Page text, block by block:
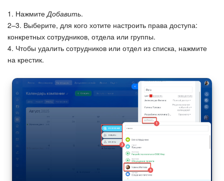
1. НажмитеДобавить.
2–3. Выберите, для кого хотите настроить права доступа:
конкретных сотрудников, отдела или группы.
4. Чтобы удалить сотрудников или отдел из списка, нажмите
на крестик.